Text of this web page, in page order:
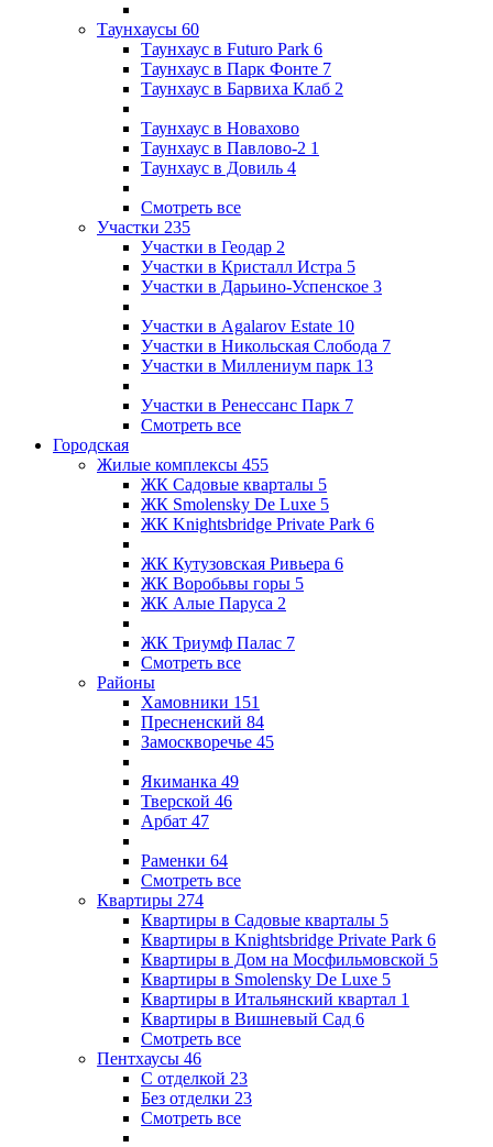
Таунхаусы 60
Таунхаус в Futuro Park 6
Таунхаус в Парк Фонте 7
Таунхаус в Барвиха Клаб 2
Таунхаус в Новахово
Таунхаус в Павлово-2 1
Таунхаус в Довиль 4
Смотреть все
Участки 235
Участки в Геодар 2
Участки в Кристалл Истра 5
Участки в Дарьино-Успенское 3
Участки в Agalarov Estate 10
Участки в Никольская Слобода 7
Участки в Миллениум парк 13
Участки в Ренессанс Парк 7
Смотреть все
Городская
Жилые комплексы 455
ЖК Садовые кварталы 5
ЖК Smolensky De Luxe 5
ЖК Knightsbridge Private Park 6
ЖК Кутузовская Ривьера 6
ЖК Воробьвы горы 5
ЖК Алые Паруса 2
ЖК Триумф Палас 7
Смотреть все
Районы
Хамовники 151
Пресненский 84
Замоскворечье 45
Якиманка 49
Тверской 46
Арбат 47
Раменки 64
Смотреть все
Квартиры 274
Квартиры в Садовые кварталы 5
Квартиры в Knightsbridge Private Park 6
Квартиры в Дом на Мосфильмовской 5
Квартиры в Smolensky De Luxe 5
Квартиры в Итальянский квартал 1
Квартиры в Вишневый Сад 6
Смотреть все
Пентхаусы 46
С отделкой 23
Без отделки 23
Смотреть все